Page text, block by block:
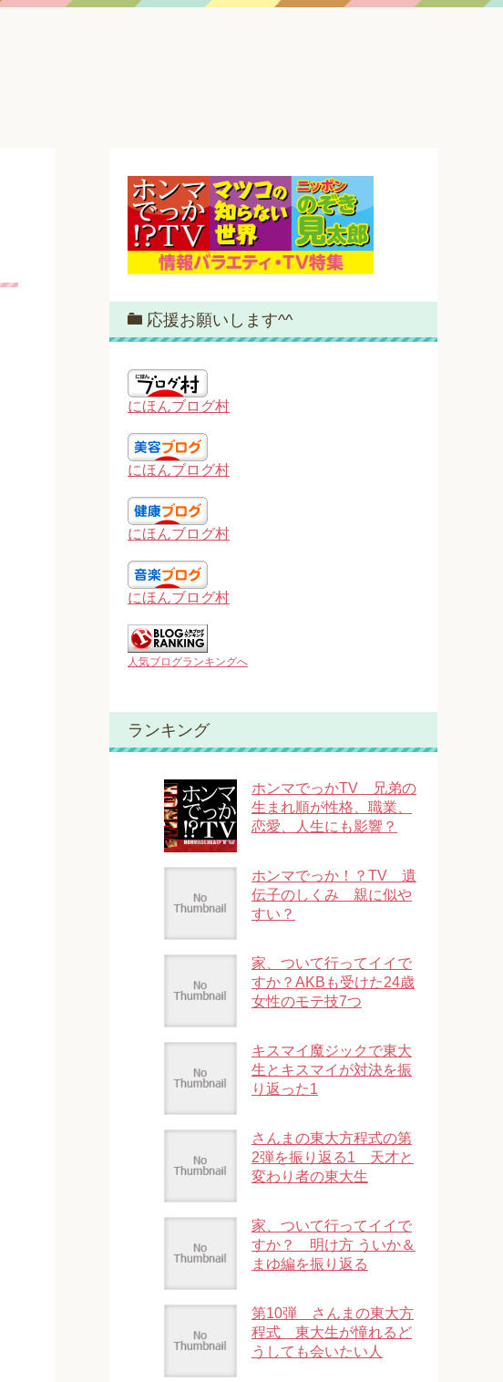
応援お願いします^^
にほんブログ村
にほんブログ村
にほんブログ村
にほんブログ村
人気ブログランキングへ
ランキング
ホンマでっかTV 兄弟の
生まれ順が性格、職業、
恋愛、人生にも影響？
ホンマでっか！？TV 遺
伝子のしくみ 親に似や
すい？
家、ついて行ってイイで
すか？AKBも受けた24歳
女性のモテ技7つ
キスマイ魔ジックで東大
生とキスマイが対決を振
り返った1
さんまの東大方程式の第
2弾を振り返る1 天才と
変わり者の東大生
家、ついて行ってイイで
すか？ 明け方 ういか＆
まゆ編を振り返る
第10弾 さんまの東大方
程式 東大生が憧れるど
うしても会いたい人